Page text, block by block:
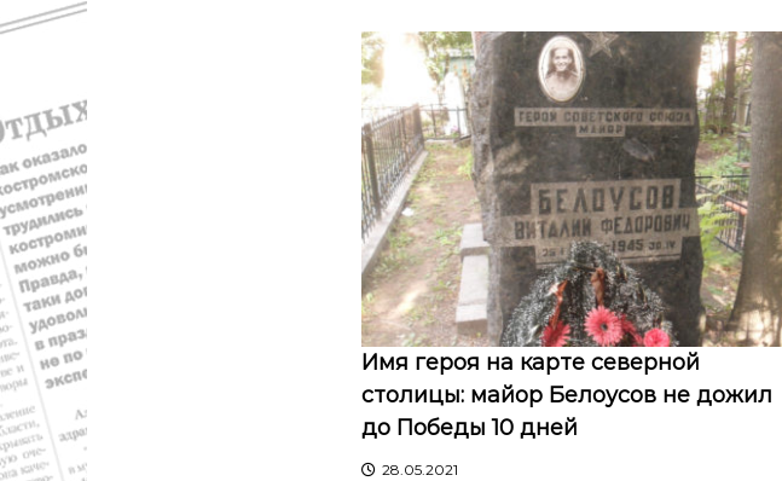
т
р
о
м
с
к
о
й
о
б
л
а
с
т
.
Н
о
Имя героя на карте северной
столицы: майор Белоусов не дожил
до Победы 10 дней
28.05.2021